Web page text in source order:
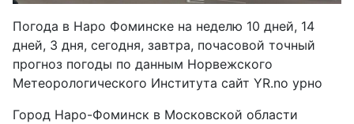
Погода в Наро Фоминске на неделю 10 дней, 14
дней, 3 дня, сегодня, завтра, почасовой точный
прогноз погоды по данным Норвежского
Метеорологического Института сайт YR.no урно
Город Наро-Фоминск в Московской области